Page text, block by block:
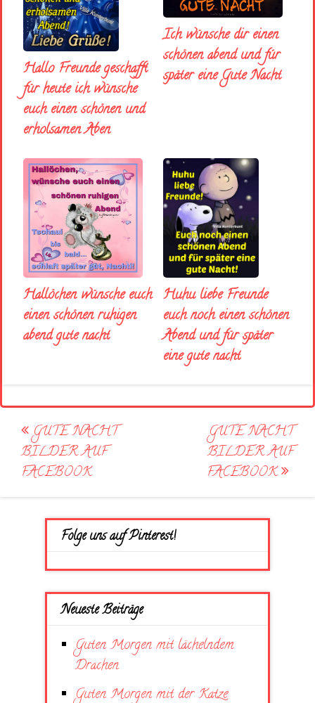
Hallo Freunde geschafft
für heute ich wünsche
euch einen schönen und
erholsamen Aben
Ich wünsche dir einen
schönen abend und fúr
später eine Gute Nacht
Hallöchen wünsche euch
einen schönen ruhigen
abend gute nacht
Huhu liebe Freunde
euch noch einen schönen
Abend und für später
eine gute nacht
Post
navigation
GUTE NACHT
BILDER AUF
FACEBOOK
GUTE NACHT
BILDER AUF
FACEBOOK
Folge uns auf Pinterest!
Neueste Beiträge
Guten Morgen mit lächelndem
Drachen
Guten Morgen mit der Katze